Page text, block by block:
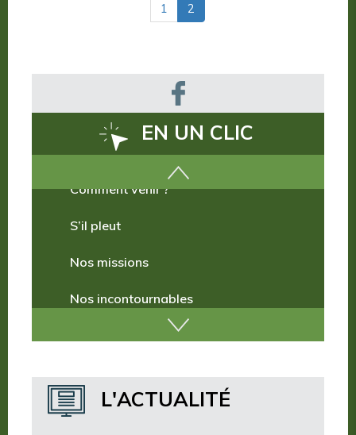
1 2
EN UN CLIC
Nos incontournables
Où dormir ?
L'ACTUALITÉ